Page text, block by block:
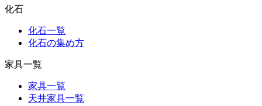
化石
化石一覧
化石の集め方
家具一覧
家具一覧
天井家具一覧